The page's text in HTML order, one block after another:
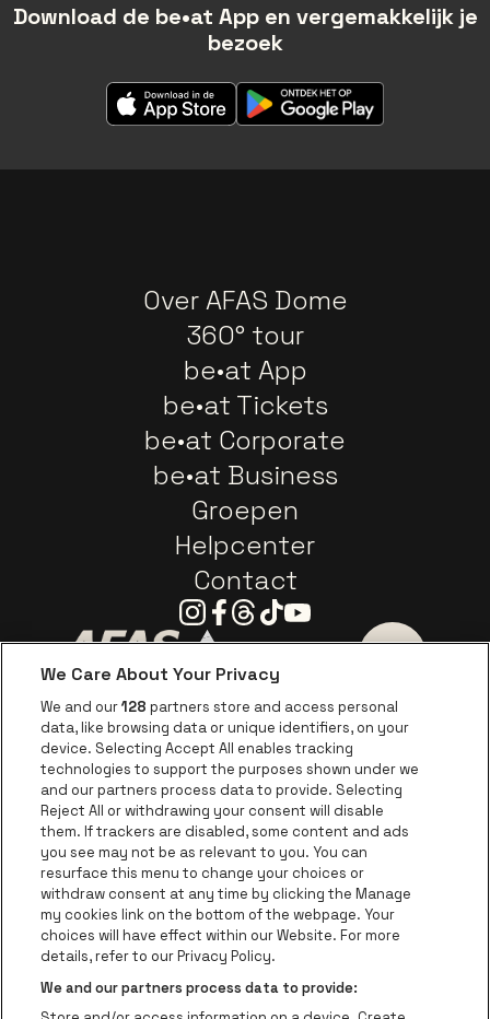
Download de be•at App en vergemakkelijk je
bezoek
Over AFAS Dome
360° tour
be•at App
be•at Tickets
be•at Corporate
be•at Business
Groepen
Helpcenter
Contact
Instagram
Facebook
Threads
TiktokYoutube
Ga naar
Ga naar de website van Europcar
Ga naar de
Ga naar de website van Coca-Cola
Ga naar de website van
Ga naar de
Ga naar de website van Champagne
Ga naar de website
Ga naar de website van Het
Ga naar de
AFAS Dome is een deel van be•at
AFAS Dome
Schijnpoortweg 119, 2170 Antwerpen
We Care About Your Privacy
We and our128 partners store and access personal
data, like browsing data or unique identifiers, on your
device. Selecting Accept All enables tracking
technologies to support the purposes shown under we
and our partners process data to provide. Selecting
Reject All or withdrawing your consent will disable
them. If trackers are disabled, some content and ads
you see may not be as relevant to you. You can
resurface this menu to change your choices or
withdraw consent at any time by clicking the Manage
my cookies link on the bottom of the webpage. Your
choices will have effect within our Website. For more
details, refer to our Privacy Policy.
We and our partners process data to provide: